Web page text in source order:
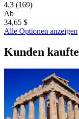
4,3 (169)
Ab
34,65 $
Alle Optionen anzeigen
Kunden